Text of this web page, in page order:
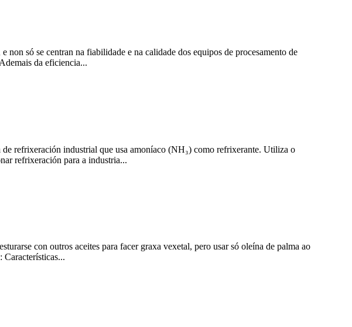
só se centran na fiabilidade e na calidade dos equipos de procesamento de
da eficiencia...
refrixeración industrial que usa amoníaco (NH₃) como refrixerante. Utiliza o
refrixeración para a industria...
con outros aceites para facer graxa vexetal, pero usar só oleína de palma ao
Características...